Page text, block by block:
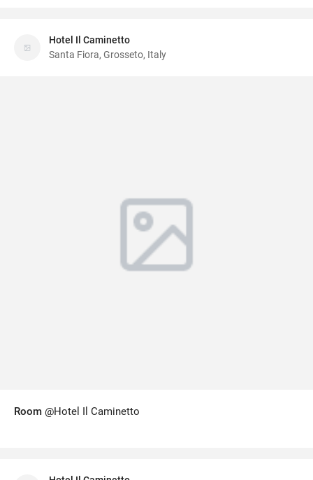
Hotel Il Caminetto
Santa Fiora, Grosseto, Italy
Room @Hotel Il Caminetto